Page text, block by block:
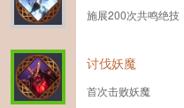
施展200次共鸣绝技
讨伐妖魔
首次击败妖魔